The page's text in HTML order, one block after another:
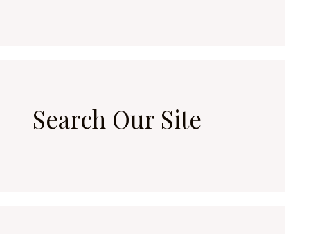
Search Our Site